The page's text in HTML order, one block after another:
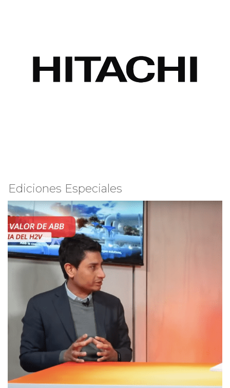
Ediciones Especiales